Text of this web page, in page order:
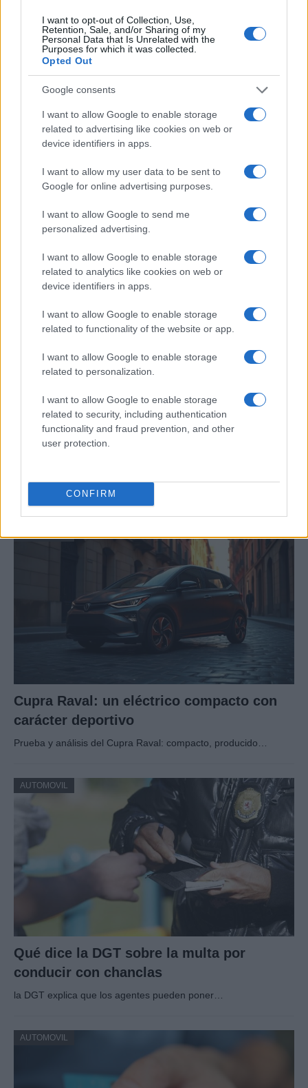
I want to opt-out of Collection, Use,
Retention, Sale, and/or Sharing of my
Personal Data that Is Unrelated with the
Purposes for which it was collected.
Opted Out
Google consents
I want to allow Google to enable storage
related to advertising like cookies on web or
device identifiers in apps.
I want to allow my user data to be sent to
Google for online advertising purposes.
I want to allow Google to send me
personalized advertising.
I want to allow Google to enable storage
related to analytics like cookies on web or
device identifiers in apps.
I want to allow Google to enable storage
related to functionality of the website or app.
I want to allow Google to enable storage
related to personalization.
I want to allow Google to enable storage
related to security, including authentication
functionality and fraud prevention, and other
user protection.
CONFIRM
AUTOMOVIL
la industria automotriz en 2025
AUTOMOVIL
Cómo obtener el permiso internacional
La International Drivers Association te ofrece la posibilidad…
Cupra Raval: un eléctrico compacto con
carácter deportivo
Prueba y análisis del Cupra Raval: compacto, producido…
AUTOMOVIL
Qué dice la DGT sobre la multa por
conducir con chanclas
la DGT explica que los agentes pueden poner…
AUTOMOVIL